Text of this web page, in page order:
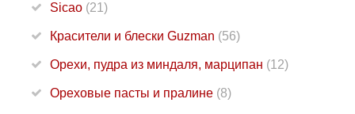
Sicao (21)
Красители и блески Guzman (56)
Орехи, пудра из миндаля, марципан (12)
Ореховые пасты и пралине (8)